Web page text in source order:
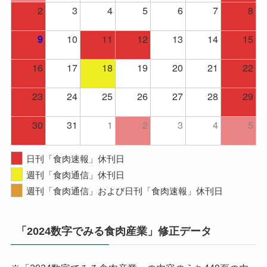
2
3 4 5 6 7 8
9 10 11 12 13 14
15
16
17 18 19 20 21
22
23
24 25 26 27 28
29
30
31 1 2 3 4 5
日刊「食肉速報」休刊日
週刊「食肉通信」休刊日
週刊「食肉通信」および日刊「食肉速報」休刊日
「2024数字でみる食肉産業」修正データ